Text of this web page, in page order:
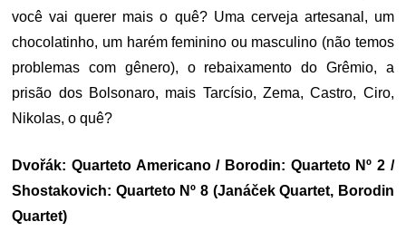
você vai querer mais o quê? Uma cerveja artesanal, um
chocolatinho, um harém feminino ou masculino (não temos
problemas com gênero), o rebaixamento do Grêmio, a
prisão dos Bolsonaro, mais Tarcísio, Zema, Castro, Ciro,
Nikolas, o quê?
Dvořák: Quarteto Americano / Borodin: Quarteto Nº 2 /
Shostakovich: Quarteto Nº 8 (Janáček Quartet, Borodin
Quartet)